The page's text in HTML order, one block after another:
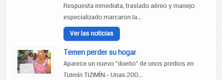
Respuesta inmediata, traslado aéreo y manejo
especializado marcaron la...
Ver las noticias
Temen perder su hogar
Aparece un nuevo "dueño" de unos predios en
Tizimín TIZIMÍN.- Unas 200...